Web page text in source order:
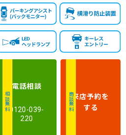
新しい順 古い順
少ない順 多い順
大きい順 小さい順
相談無料
電話相談
0120-039-
220
商談無料来店予約を
する